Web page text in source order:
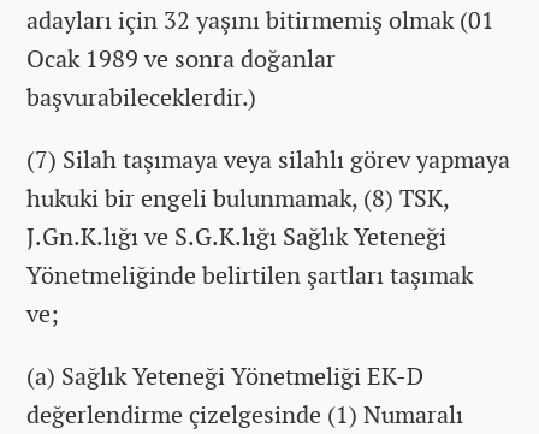
adayları için 32 yaşını bitirmemiş olmak (01
Ocak 1989 ve sonra doğanlar
başvurabileceklerdir.)
(7) Silah taşımaya veya silahlı görev yapmaya
hukuki bir engeli bulunmamak, (8) TSK,
J.Gn.K.lığı ve S.G.K.lığı Sağlık Yeteneği
Yönetmeliğinde belirtilen şartları taşımak
ve;
(a) Sağlık Yeteneği Yönetmeliği EK-D
değerlendirme çizelgesinde (1) Numaralı